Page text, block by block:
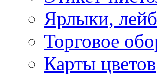
Ярлыки,
Торговое
Карты цветов